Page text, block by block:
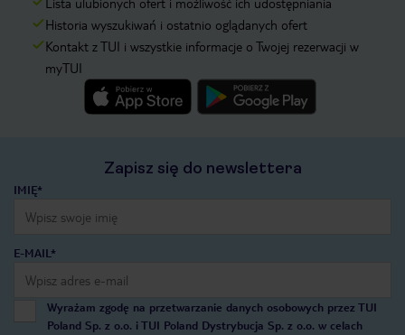
Historia wyszukiwań i ostatnio oglądanych ofert
Kontakt z TUI i wszystkie informacje o Twojej rezerwacji w
myTUI
Zapisz się do newslettera
IMIĘ*
E-MAIL*
Wyrażam zgodę na przetwarzanie danych osobowych przez TUI
Poland Sp. z o.o. i TUI Poland Dystrybucja Sp. z o.o. w celach